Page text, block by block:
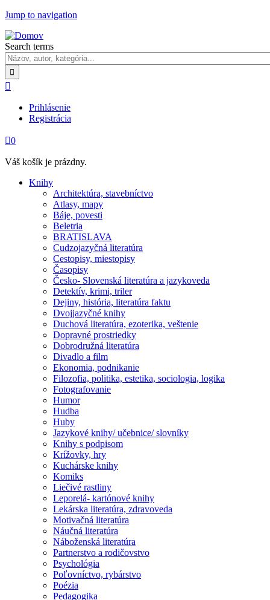
Jump to navigation
Search terms

Prihlásenie
Registrácia
0
Váš košík je prázdny.
Knihy
Architektúra, stavebníctvo
Atlasy, mapy
Báje, povesti
Beletria
BRATISLAVA
Cudzojazyčná literatúra
Cestopisy, miestopisy
Časopisy
Česko- Slovenská literatúra a jazykoveda
Detektív, krimi, triler
Dejiny, história, literatúra faktu
Dvojjazyčné knihy
Duchová literatúra, ezoterika, veštenie
Dopravné prostriedky
Dobrodružná literatúra
Divadlo a film
Ekonomia, podnikanie
Filozofia, politika, estetika, sociologia, logika
Fotografovanie
Humor
Hudba
Huby
Jazykové knihy/ učebnice/ slovníky
Knihy s podpisom
Krížovky, hry
Kuchárske knihy
Komiks
Liečivé rastliny
Leporelá- kartónové knihy
Lekárska literatúra, zdravoveda
Motivačná literatúra
Náučná literatúra
Náboženská literatúra
Partnerstvo a rodičovstvo
Psychológia
Poľovníctvo, rybárstvo
Poézia
Pedagogika